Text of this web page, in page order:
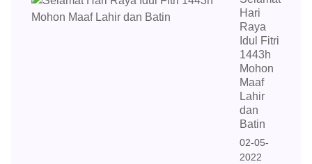
Hari
Raya
Idul Fitri
1443h
Mohon
Maaf
Lahir
dan
Batin
02-05-
2022